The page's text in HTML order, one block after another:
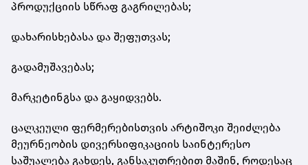
პროდუქციის სწრაფ გაგრილებას;
დახარისხებასა და შეფუთვას;
გადამუშავებას;
მარკეტინგსა და გაყიდვებს.
ცალკეული ფერმერებისთვის არტიშოკი შეიძლება
მეურნეობის დივერსიფიკაციის საინტერესო
საშუალება გახდეს, განსაკუთრებით მაშინ, როდესაც